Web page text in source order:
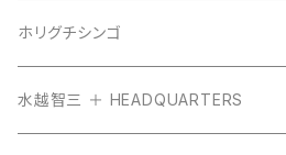
ホリグチシンゴ
水越智三 ＋ HEADQUARTERS